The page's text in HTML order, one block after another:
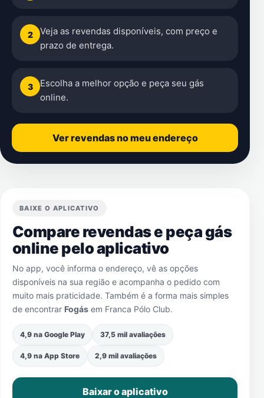
2
Veja as revendas disponíveis, com preço e
prazo de entrega.
3
Escolha a melhor opção e peça seu gás
online.
Ver revendas no meu endereço
BAIXE O APLICATIVO
Compare revendas e peça gás
online pelo aplicativo
No app, você informa o endereço, vê as opções
disponíveis na sua região e acompanha o pedido com
muito mais praticidade. Também é a forma mais simples
de encontrar Fogás em Franca Pólo Club.
4,9 na Google Play 37,5 mil avaliações
4,9 na App Store 2,9 mil avaliações
Baixar o aplicativo